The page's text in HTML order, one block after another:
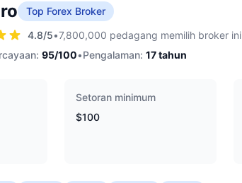
Top Forex Broker
4.8/5•7,800,000 pedagang memilih broker ini
95/100•Pengalaman: 17tahun
Setoran minimum
$100